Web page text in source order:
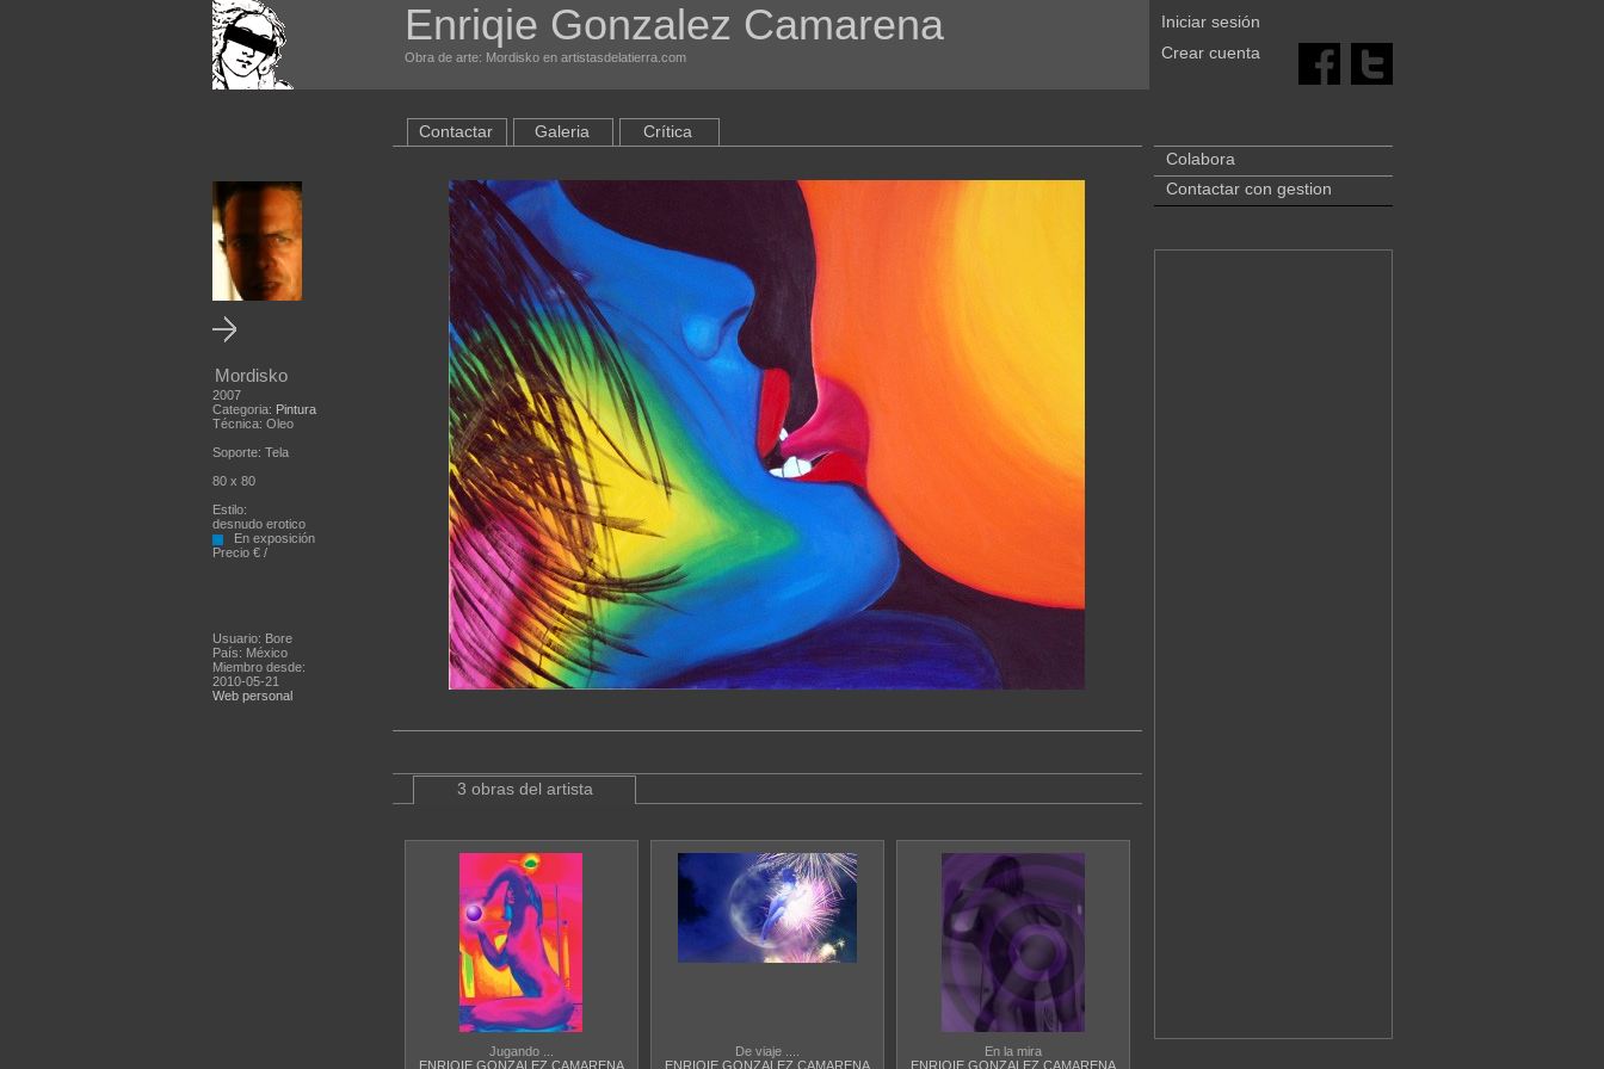
Enriqie Gonzalez Camarena
Obra de arte: Mordisko en artistasdelatierra.com
Iniciar sesión
Crear cuenta
Mordisko
2007
Categoria: Pintura
Técnica: Oleo
Soporte: Tela
80 x 80
Estilo:
desnudo erotico
En exposición
Precio € /
Usuario: Bore
País: México
Miembro desde:
2010-05-21
Web personal
Contactar Galeria Crítica
3 obras del artista
Jugando ...
ENRIQIE GONZALEZ CAMARENA
De viaje ....
ENRIQIE GONZALEZ CAMARENA
En la mira
ENRIQIE GONZALEZ CAMARENA
Colabora
Contactar con gestion